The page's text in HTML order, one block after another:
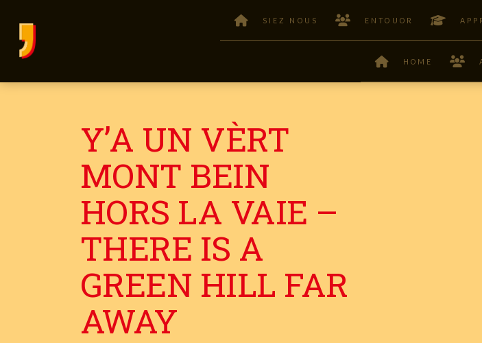
SIEZ NOUS ENTOUOR
HOME
Y’A UN VÈRT
MONT BEIN
HORS LA VAIE –
THERE IS A
GREEN HILL FAR
AWAY